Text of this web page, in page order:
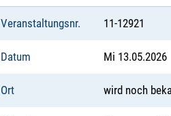
Veranstaltungsnr. 11-12921
Datum Mi 13.05.2026
Ort wird noch